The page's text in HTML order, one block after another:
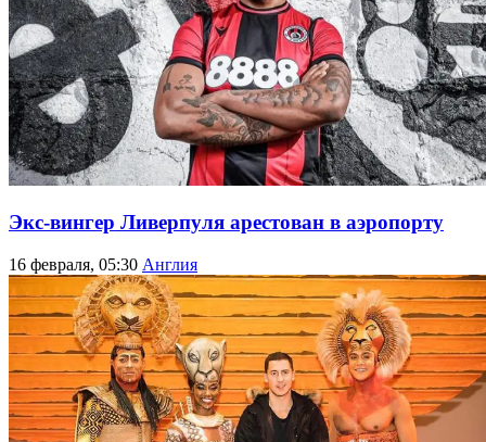
Экс-вингер Ливерпуля арестован в аэропорту
16 февраля, 05:30 Англия